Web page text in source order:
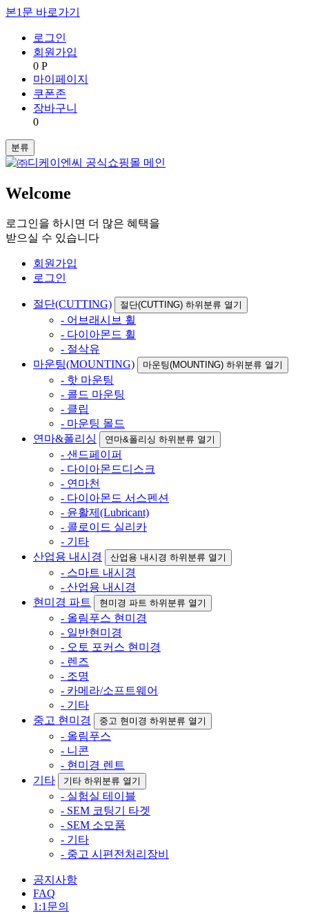
본1문 바로가기
로그인
회원가입
0 P
마이페이지
쿠폰존
장바구니
0
분류
Welcome
로그인을 하시면 더 많은 혜택을
받으실 수 있습니다
회원가입
로그인
절단(CUTTING) 절단(CUTTING) 하위분류 열기
- 어브래시브 휠
- 다이아몬드 휠
- 절삭유
마운팅(MOUNTING)
마운팅(MOUNTING) 하위분류 열기
- 핫 마운팅
- 콜드 마운팅
- 클립
- 마운팅 몰드
연마&폴리싱
연마&폴리싱 하위분류 열기
- 샌드페이퍼
- 다이아몬드디스크
- 연마천
- 다이아몬드 서스펜션
- 윤활제(Lubricant)
- 콜로이드 실리카
- 기타
산업용 내시경
산업용 내시경 하위분류 열기
- 스마트 내시경
- 산업용 내시경
현미경 파트
현미경 파트 하위분류 열기
- 올림푸스 현미경
- 일반현미경
- 오토 포커스 현미경
- 렌즈
- 조명
- 카메라/소프트웨어
- 기타
중고 현미경
중고 현미경 하위분류 열기
- 올림푸스
- 니콘
- 현미경 렌트
기타
기타 하위분류 열기
- 실험실 테이블
- SEM 코팅기 타겟
- SEM 소모품
- 기타
- 중고 시편전처리장비
공지사항
FAQ
1:1문의